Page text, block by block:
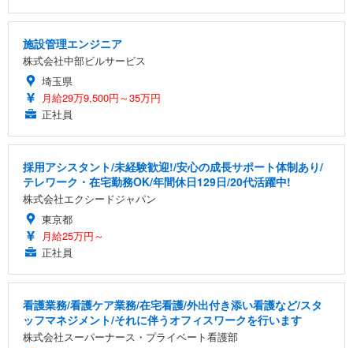
施設管理エンジニア
株式会社中部ビルサービス
埼玉県
月給29万9,500円～35万円
正社員
採用アシスタント/未経験歓迎!/安心の成長サポート体制あり/
テレワーク・在宅勤務OK/年間休日129日/20代活躍中!
株式会社エクシードジャパン
東京都
月給25万円～
正社員
看護業務/看護ケア業務/在宅看護/外出付き添い看護など/スタ
ッフマネジメント/それに伴うオフィスワークを行います
株式会社スーパーナース・プライベート看護部